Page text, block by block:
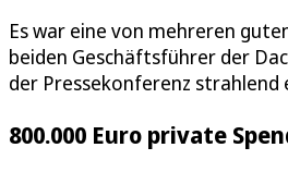
Es war eine von mehreren
beiden Geschäftsführer der
der Pressekonferenz strahlend
800.000 Euro private